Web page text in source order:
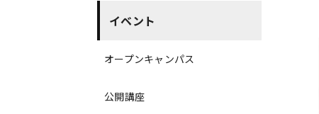
イベント
オープンキャンパス
公開講座